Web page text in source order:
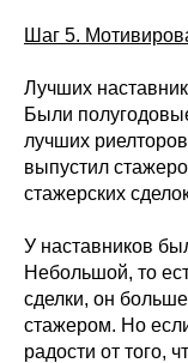
Шаг 5.
Лучших
Были
лучших
выпустил
стажерских
У наставников
Небольшой, то
сделки, он
стажером. Но
радости от того,